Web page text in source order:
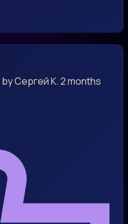
byСергей К.2 months